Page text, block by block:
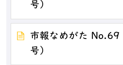
号）
市報なめがた No.69
号）